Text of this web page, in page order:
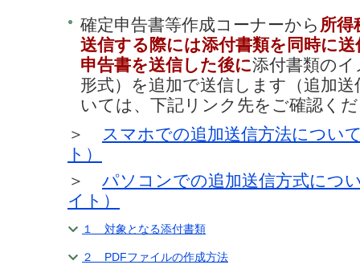
確定申告書等作成コーナーから 所得
送信する際には添付書類を同時に
申告書を送信した後に添付書類の
形式）を追加で送信します（追加
いては、下記リンク先をご確認く
＞
スマホでの追加送信方法につい
ト）
＞ パソコンでの追加送信方式につ
イト）
１ 対象となる添付書類
２ PDFファイルの作成方法